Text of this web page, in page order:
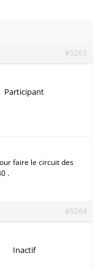
#5263
Participant
faire le circuit des
.
#5264
Inactif